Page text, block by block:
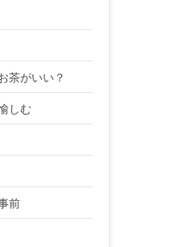
茶がいい？
しむ
前